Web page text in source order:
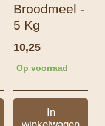
Broodmeel -
5 Kg
10,25
Op voorraad
In